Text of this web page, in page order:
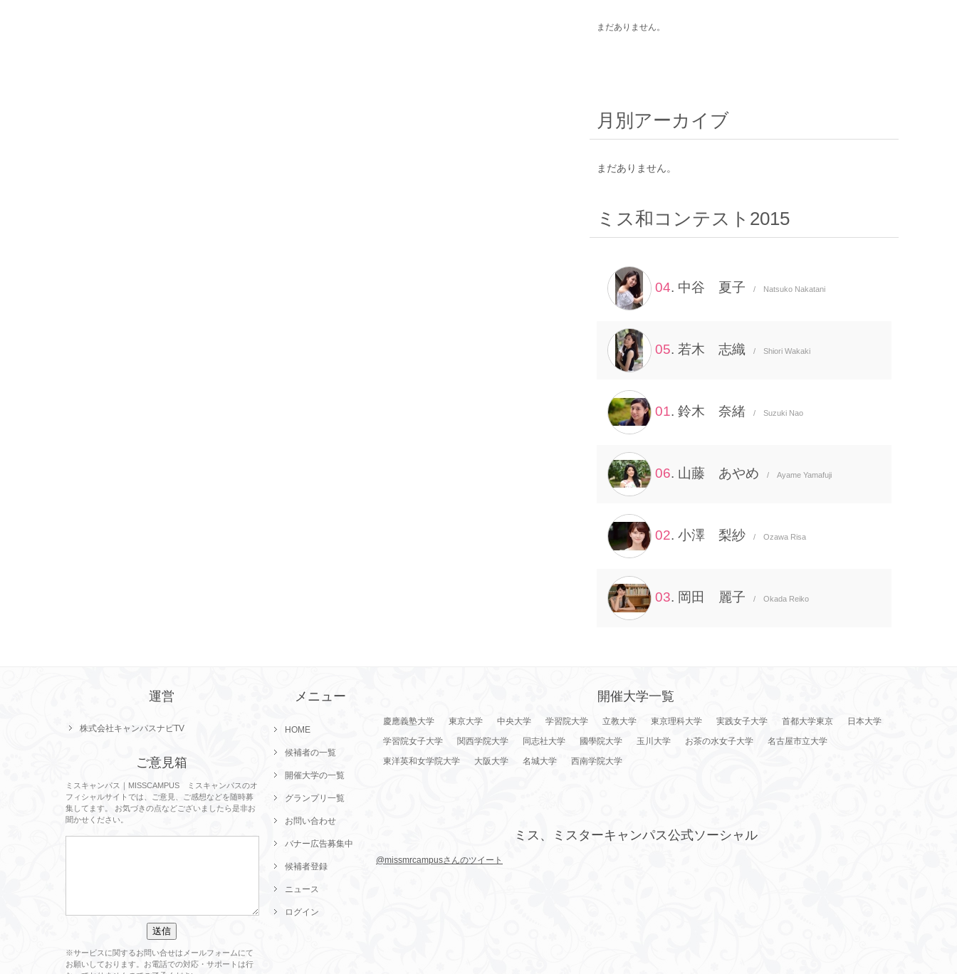
まだありません。
月別アーカイブ
まだありません。
ミス和コンテスト2015
04. 中谷 夏子 / Natsuko Nakatani
05. 若木 志織 / Shiori Wakaki
01. 鈴木 奈緒 / Suzuki Nao
06. 山藤 あやめ / Ayame Yamafuji
02. 小澤 梨紗 / Ozawa Risa
03. 岡田 麗子 / Okada Reiko
運営
株式会社キャンパスナビTV
ご意見箱
ミスキャンパス｜MISSCAMPUS ミスキャンパスのオ
フィシャルサイトでは、ご意見、ご感想などを随時募
集してます。 お気づきの点などございましたら是非お
聞かせください。
※サービスに関するお問い合せはメールフォームにて
お願いしております。お電話での対応・サポートは行
メニュー
HOME
候補者の一覧
開催大学の一覧
グランプリ一覧
お問い合わせ
バナー広告募集中
候補者登録
ニュース
ログイン
開催大学一覧
慶應義塾大学 東京大学 中央大学 学習院大学 立教大学 東京理科大学 実践女子大学 首都大学東京
日本大学
学習院女子大学
関西学院大学 同志社大学 國學院大学 玉川大学 お茶の水女子大学
名古屋市立大学
東洋英和女学院大学
大阪大学 名城大学 西南学院大学
ミス、ミスターキャンパス公式ソーシャル
@missmrcampusさんのツイート